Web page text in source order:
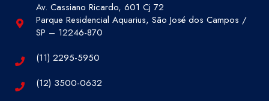
Av. Cassiano Ricardo, 601 Cj 72
Parque Residencial Aquarius, São José dos Campos /
SP – 12246-870
(11) 2295-5950
(12) 3500-0632